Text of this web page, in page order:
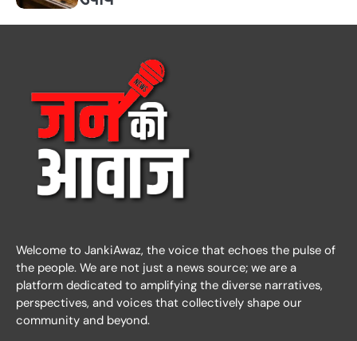
Welcome to JankiAwaz, the voice that echoes the pulse of
the people. We are not just a news source; we are a
platform dedicated to amplifying the diverse narratives,
perspectives, and voices that collectively shape our
community and beyond.